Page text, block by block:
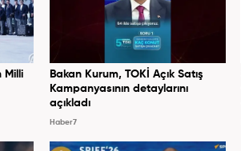
Milli
Bakan Kurum, TOKİ Açık Satış
Kampanyasının detaylarını
açıkladı
Haber7